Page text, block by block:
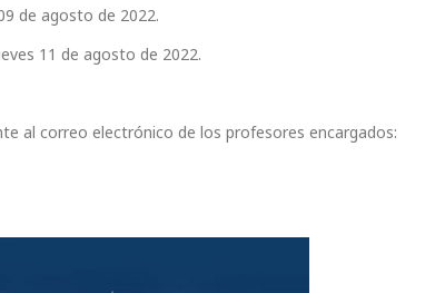
de agosto de 2022.
11 de agosto de 2022.
al correo electrónico de los profesores encargados: